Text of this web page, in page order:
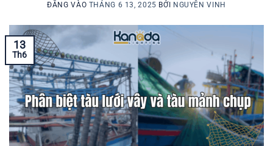
ĐĂNG VÀO THÁNG 6 13, 2025 BỞI NGUYỄN VINH
13
Th6